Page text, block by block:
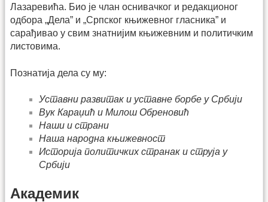
Лазаревића. Био је члан оснивачког и редакционог
одбора „Дела” и „Српског књижевног гласника” и
сарађивао у свим знатнијим књижевним и политичким
листовима.
Познатија дела су му:
Уставни развитак и уставне борбе у Србији
Вук Караџић и Милош Обреновић
Наши и страни
Наша народна књижевност
Историја политичких странак и струја у
Србији
Академик